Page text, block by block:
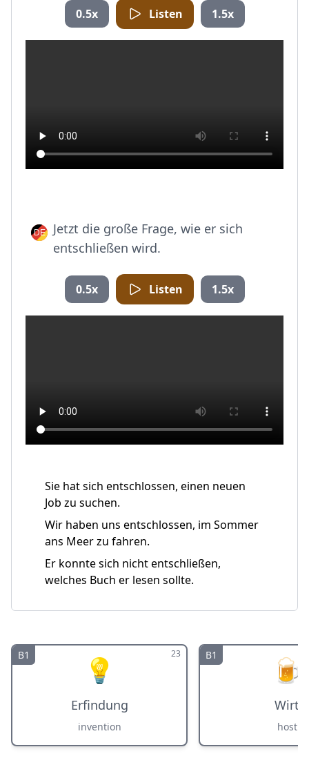
0.5x Listen 1.5x
Jetzt die große Frage, wie er sich
entschließen wird.
0.5x Listen 1.5x
Sie hat sich entschlossen, einen neuen
Job zu suchen.
Wir haben uns entschlossen, im Sommer
ans Meer zu fahren.
Er konnte sich nicht entschließen,
welches Buch er lesen sollte.
B1 23
💡
Erfindung
invention
B1 🍺
Wirt
host